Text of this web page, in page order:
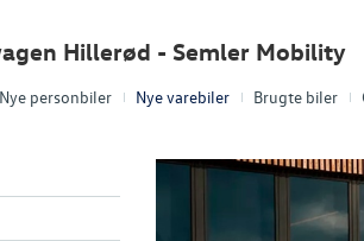
Nye personbiler Nye varebiler Brugte biler
Hillerød - Semler Mobility